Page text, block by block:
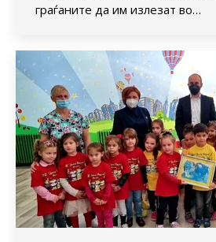
граѓаните да им излезат во…